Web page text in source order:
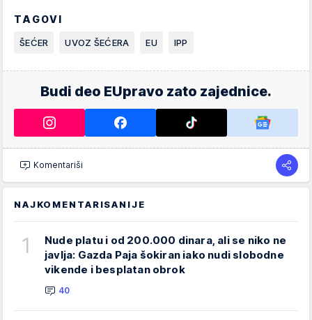
TAGOVI
ŠEĆER UVOZ ŠEĆERA EU IPP
Budi deo EUpravo zato zajednice.
Komentariši
NAJKOMENTARISANIJE
1
Nude platu i od 200.000 dinara, ali se niko ne
javlja: Gazda Paja šokiran iako nudi slobodne
vikende i besplatan obrok
40